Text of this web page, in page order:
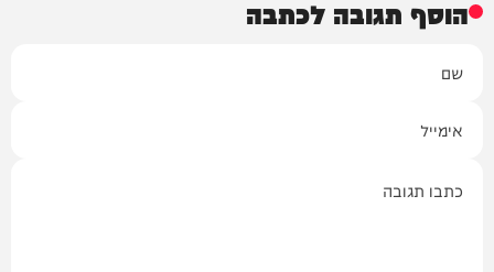
הוסף תגובה לכתבה